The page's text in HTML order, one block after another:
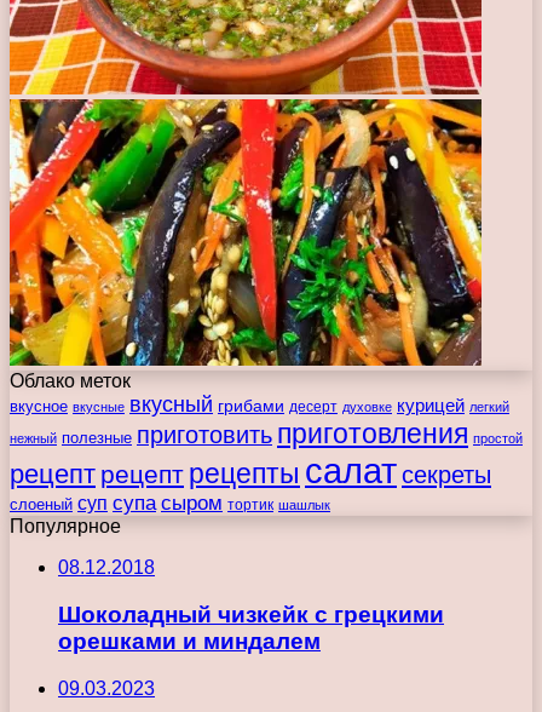
Облако меток
вкусное вкусные вкусный грибами десерт духовке курицей легкий
нежный полезные приготовить приготовления простой
рецепт рецепт рецепты салатсекреты
слоеный суп супа сыром тортик шашлык
Популярное
08.12.2018
Шоколадный чизкейк с грецкими
орешками и миндалем
09.03.2023